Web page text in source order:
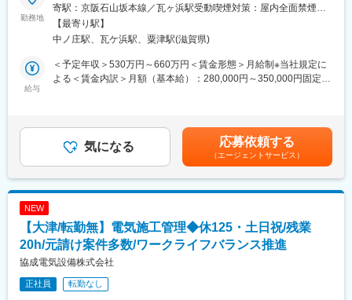
＼当社の特徴！／
★滋賀県ワーク・ライフ・バランス推進企業！
└【子育てしやすい職場や男女ともに働きやすい職場づくりに積
極的に取り組む企業】として認定されている証です！
★プライム上場の大手メーカーとの取引で安定性◎
■仕事内容：
工場内の電気設備の配線を幅広く手掛ける当社にて、電気設備に
■案件詳細：
案件の8割以上が大手製造メーカーの工場の改修・メンテナンスの
がら施工を手掛けることができております！
勤務地
寄駅：京阪石山坂本線／瓦ヶ浜駅受動喫煙対策：屋内全面禁煙変
更の範囲：会社の定める事業所
【最寄り駅】
中ノ庄駅、瓦ケ浜駅、粟津駅(滋賀県)
給与
＜予定年収＞530万円～660万円＜賃金形態＞月給制※当社規定に
よる＜賃金内訳＞月額（基本給）：280,000円～350,000円固定残
給与補足＞■昇給：年1回■賞与：年2回（過去実績…3.00月分）賃
金はあくまでも目安の金額であり、選考を通じて上下する可能性
があります。月給(月額)は固定手当を含めた表記です。
気になる 応募依頼する
（エージェントサービス）
NEW
【大津/転勤無】電気施工管理◆休125・土日祝/残業
20h/元請け案件多数/ワークライフバランス推進
協成電気設備株式会社
正社員 転勤なし